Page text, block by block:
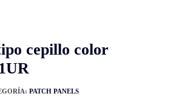
cepillo color
PATCH PANELS